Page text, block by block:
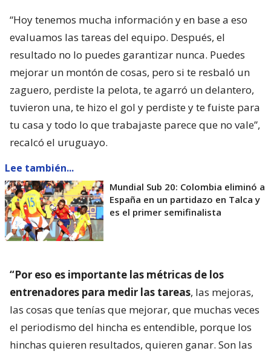
“Hoy tenemos mucha información y en base a eso
evaluamos las tareas del equipo. Después, el
resultado no lo puedes garantizar nunca. Puedes
mejorar un montón de cosas, pero si te resbaló un
zaguero, perdiste la pelota, te agarró un delantero,
tuvieron una, te hizo el gol y perdiste y te fuiste para
tu casa y todo lo que trabajaste parece que no vale”,
recalcó el uruguayo.
Lee también...
Mundial Sub 20: Colombia eliminó a
España en un partidazo en Talca y
es el primer semifinalista
“Por eso es importante las métricas de los
entrenadores para medir las tareas, las mejoras,
las cosas que tenías que mejorar, que muchas veces
el periodismo del hincha es entendible, porque los
hinchas quieren resultados, quieren ganar. Son las